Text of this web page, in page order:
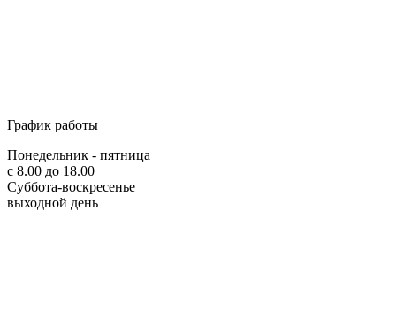
График работы
Понедельник - пятница
с 8.00 до 18.00
Суббота-воскресенье
выходной день